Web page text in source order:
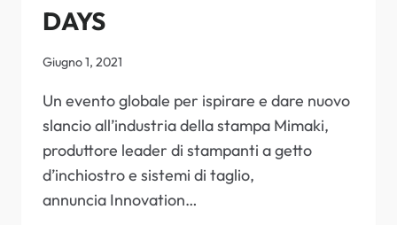
DAYS
Giugno 1, 2021
Un evento globale per ispirare e dare nuovo
slancio all’industria della stampa Mimaki,
produttore leader di stampanti a getto
d’inchiostro e sistemi di taglio,
annuncia Innovation…